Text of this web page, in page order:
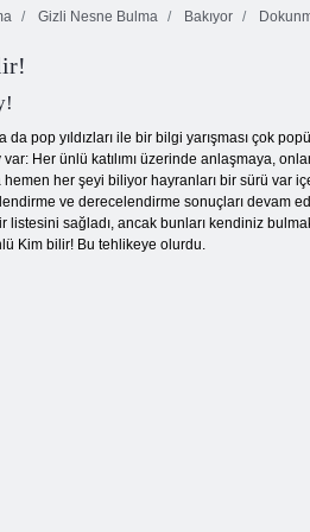
Little
Shop
Gizli Nesne Bulma Bakıyor
pop yıldızları ile bir bilgi yarışması çok
var: Her ünlü katılımı üzerinde anlaşmaya,
her şeyi biliyor hayranları bir sürü var
ve derecelendirme sonuçları devam
sağladı, ancak bunları kendiniz
Kim bilir! Bu tehlikeye olurdu.